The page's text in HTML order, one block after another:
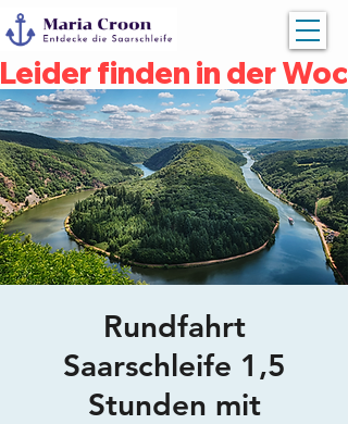
Leider finden in der
Rundfahrt
Saarschleife 1,5
Stunden mit